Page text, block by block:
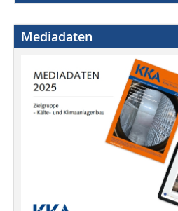
Mediadaten